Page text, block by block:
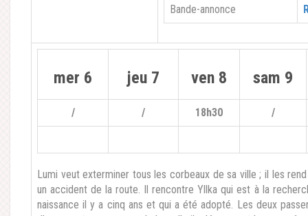
Bande-annonce
mer 6 jeu 7 ven 8 sam 9
/ / 18h30 /
Lumi veut exterminer tous les corbeaux de sa ville ; il les
un accident de la route. Il rencontre Yllka qui est à la
naissance il y a cinq ans et qui a été adopté. Les deux